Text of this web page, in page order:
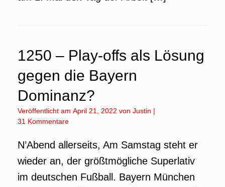
1250 – Play-offs als Lösung
gegen die Bayern
Dominanz?
Veröffentlicht am April 21, 2022 von Justin |
31 Kommentare
N’Abend allerseits, Am Samstag steht er
wieder an, der größtmögliche Superlativ
im deutschen Fußball. Bayern München